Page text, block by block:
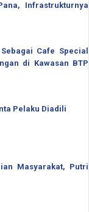
Infrastrukturnya
Cafe Special
di Kawasan BTP
Pelaku Diadili
Masyarakat, Putri